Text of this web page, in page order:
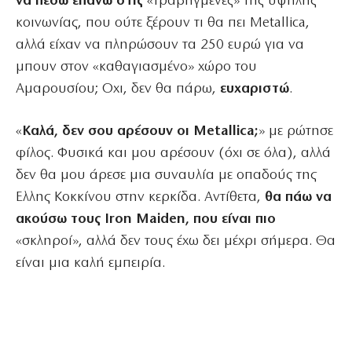
κοινωνίας, που ούτε ξέρουν τι θα πει Metallica,
αλλά είχαν να πληρώσουν τα 250 ευρώ για να
μπουν στον «καθαγιασμένο» χώρο του
Αμαρουσίου; Οχι, δεν θα πάρω, ευχαριστώ.
«Καλά, δεν σου αρέσουν οι Metallica;» με ρώτησε
φίλος. Φυσικά και μου αρέσουν (όχι σε όλα), αλλά
δεν θα μου άρεσε μια συναυλία με οπαδούς της
Ελλης Κοκκίνου στην κερκίδα. Αντίθετα, θα πάω να
ακούσω τους Iron Maiden, που είναι πιο
«σκληροί», αλλά δεν τους έχω δει μέχρι σήμερα. Θα
είναι μια καλή εμπειρία.